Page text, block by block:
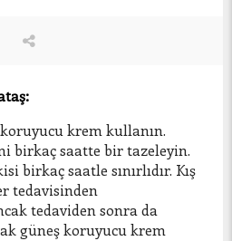
krem kullanın.
birkaç saatte bir tazeleyin.
birkaç saatle sınırlıdır. Kış
tedavisinden
tedaviden sonra da
güneş koruyucu krem